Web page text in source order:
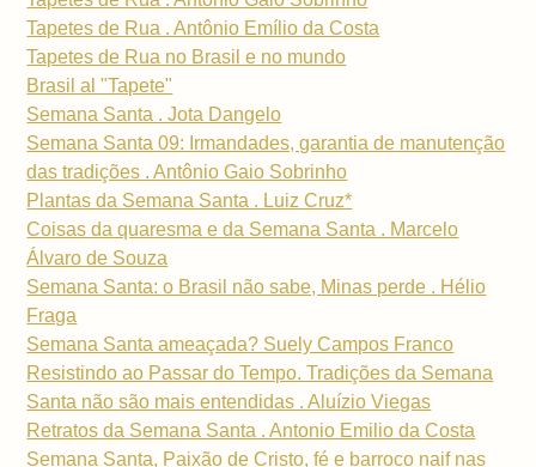
Tapetes de Rua . Antônio Emílio da Costa
Tapetes de Rua no Brasil e no mundo
Brasil al "Tapete"
Semana Santa . Jota Dangelo
Semana Santa 09: Irmandades, garantia de manutenção
das tradições . Antônio Gaio Sobrinho
Plantas da Semana Santa . Luiz Cruz*
Coisas da quaresma e da Semana Santa . Marcelo
Álvaro de Souza
Semana Santa: o Brasil não sabe, Minas perde . Hélio
Fraga
Semana Santa ameaçada? Suely Campos Franco
Resistindo ao Passar do Tempo. Tradições da Semana
Santa não são mais entendidas . Aluízio Viegas
Retratos da Semana Santa . Antonio Emilio da Costa
Semana Santa, Paixão de Cristo, fé e barroco naif nas